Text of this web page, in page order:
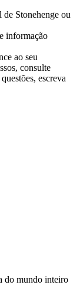
de Stonehenge ou
informação
ao seu
consulte
escreva
do mundo inteiro